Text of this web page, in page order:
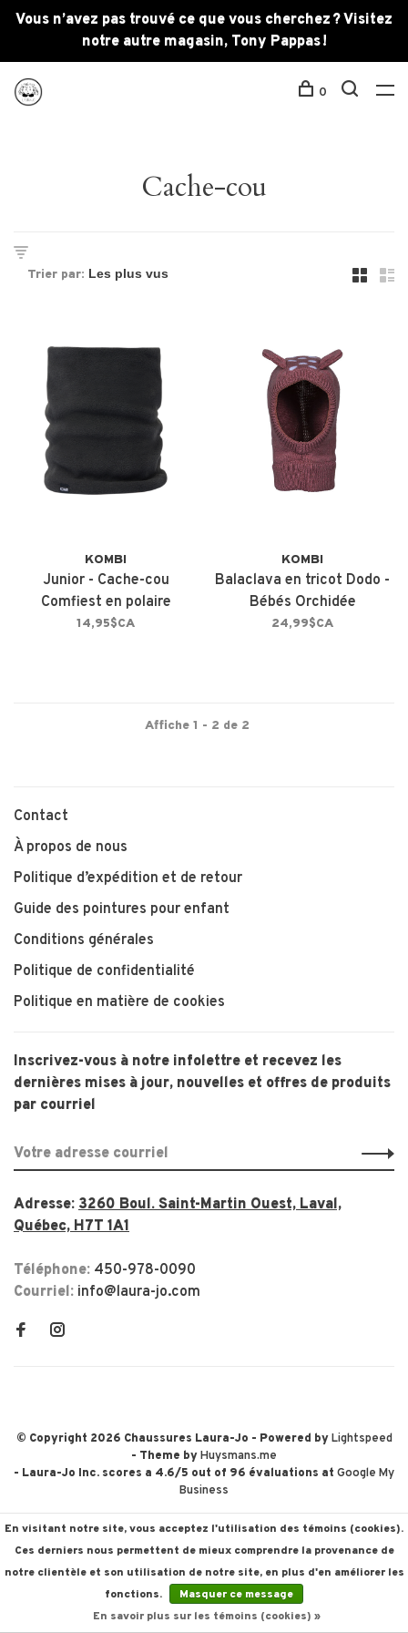
Vous n’avez pas trouvé ce que vous cherchez ? Visitez
notre autre magasin, Tony Pappas !
0
Cache-cou
Trier par:
KOMBI
Junior - Cache-cou
Comfiest en polaire
14,95$CA
KOMBI
Balaclava en tricot Dodo -
Bébés Orchidée
24,99$CA
Affiche 1 - 2 de 2
Contact
À propos de nous
Politique d’expédition et de retour
Guide des pointures pour enfant
Conditions générales
Politique de confidentialité
Politique en matière de cookies
Inscrivez-vous à notre infolettre et recevez les
dernières mises à jour, nouvelles et offres de produits
par courriel
Adresse: 3260 Boul. Saint-Martin Ouest, Laval,
Québec, H7T 1A1
Téléphone: 450-978-0090
Courriel: info@laura-jo.com
© Copyright 2026 Chaussures Laura-Jo - Powered byLightspeed
- Theme byHuysmans.me
- Laura-Jo Inc. scores a 4.6/5 out of 96 évaluations at Google My
Business
En visitant notre site, vous acceptez l'utilisation des témoins (cookies).
Ces derniers nous permettent de mieux comprendre la provenance de
notre clientèle et son utilisation de notre site, en plus d'en améliorer les
fonctions.
Masquer ce message
En savoir plus sur les témoins (cookies) »